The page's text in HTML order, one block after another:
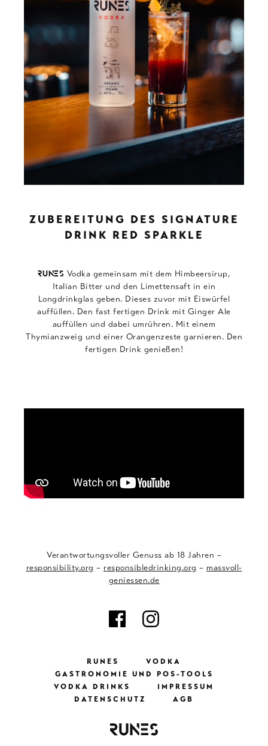
ZUBEREITUNG DES SIGNATURE
DRINK RED SPARKLE
RUNES Vodka gemeinsam mit dem Himbeersirup,
Italian Bitter und den Limettensaft in ein
Longdrinkglas geben. Dieses zuvor mit Eiswürfel
auffüllen. Den fast fertigen Drink mit Ginger Ale
auffüllen und dabei umrühren. Mit einem
Thymianzweig und einer Orangenzeste garnieren. Den
fertigen Drink genießen!
Verantwortungsvoller Genuss ab 18 Jahren –
responsibility.org – responsibledrinking.org – massvoll-
geniessen.de
RUNES
VODKA
GASTRONOMIE UND POS-TOOLS
VODKA DRINKS
IMPRESSUM
DATENSCHUTZ
AGB